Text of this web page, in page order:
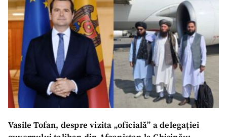
Vasile Tofan, despre vizita „oficială” a delegației